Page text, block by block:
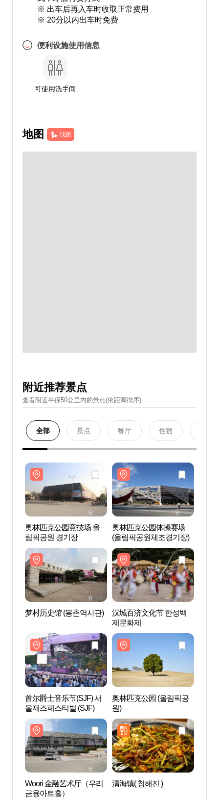
※ 出车后再入车时收取正常费用
※ 20分以内出车时免费
便利设施使用信息
可使用洗手间
地图 找路
附近推荐景点
查看附近半径50公里內的景点(依距离排序)
全部 景点 餐厅 住宿
奥林匹克公园竞技场 올
림픽공원 경기장
奥林匹克公园体操赛场
(올림픽공원체조경기장)
梦村历史馆 (몽촌역사관)
汉城百济文化节 한성백
제문화제
首尔爵士音乐节(SJF) 서
울재즈페스티벌 (SJF)
奥林匹克公园 (올림픽공
원)
Woori 金融艺术厅（우리
금융아트홀）
清海镇( 청해진 )